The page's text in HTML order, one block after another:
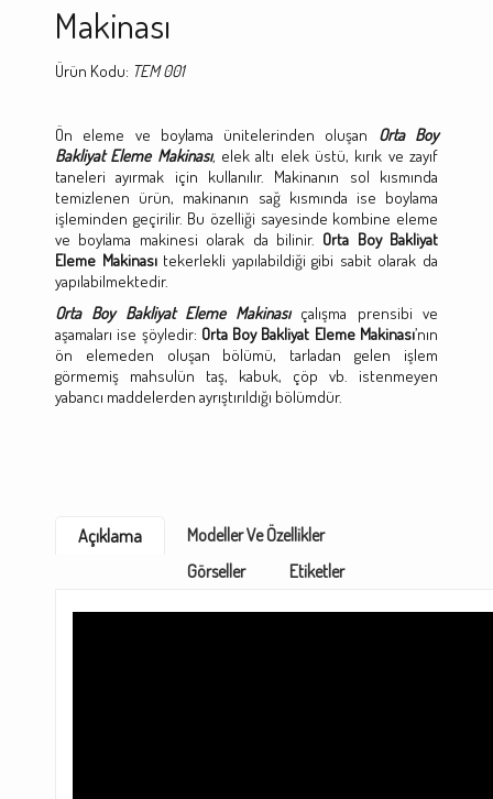
Makinası
Ürün Kodu: TEM 001
Ön eleme ve boylama ünitelerinden oluşan Orta Boy
Bakliyat Eleme Makinası, elek altı elek üstü, kırık ve zayıf
taneleri ayırmak için kullanılır. Makinanın sol kısmında
temizlenen ürün, makinanın sağ kısmında ise boylama
işleminden geçirilir. Bu özelliği sayesinde kombine eleme
ve boylama makinesi olarak da bilinir. Orta Boy Bakliyat
Eleme Makinasıtekerlekli yapılabildiği gibi sabit olarak da
yapılabilmektedir.
Orta Boy Bakliyat Eleme Makinasıçalışma prensibi ve
aşamaları ise şöyledir: Orta Boy Bakliyat Eleme Makinası’nın
ön elemeden oluşan bölümü, tarladan gelen işlem
görmemiş mahsulün taş, kabuk, çöp vb. istenmeyen
yabancı maddelerden ayrıştırıldığı bölümdür.
Açıklama
Modeller Ve Özellikler
Görseller
Etiketler